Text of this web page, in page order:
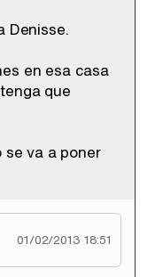
Denisse.
en esa casa
que
se va a poner
01/02/2013 18:51